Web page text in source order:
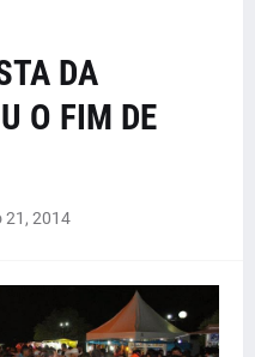
DA
O FIM DE
21, 2014